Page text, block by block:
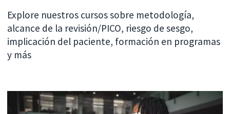
Explore nuestros cursos sobre metodología,
alcance de la revisión/PICO, riesgo de sesgo,
implicación del paciente, formación en programas
y más